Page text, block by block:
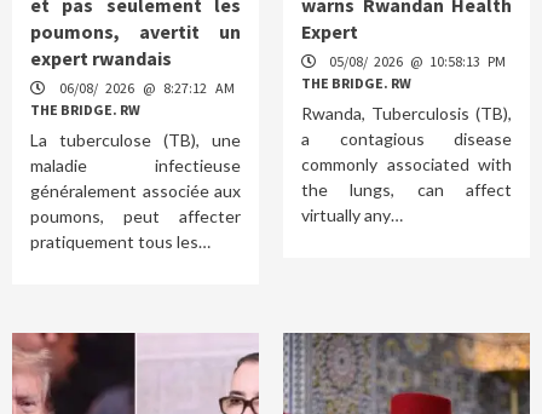
poumons, avertit un
expert rwandais
06/08/ 2026 @ 8:27:12 AM
THE BRIDGE. RW
La tuberculose (TB), une
maladie infectieuse
généralement associée aux
poumons, peut affecter
pratiquement tous les…
Expert
05/08/ 2026 @ 10:58:13 PM
THE BRIDGE. RW
Rwanda, Tuberculosis (TB),
a contagious disease
commonly associated with
the lungs, can affect
virtually any…